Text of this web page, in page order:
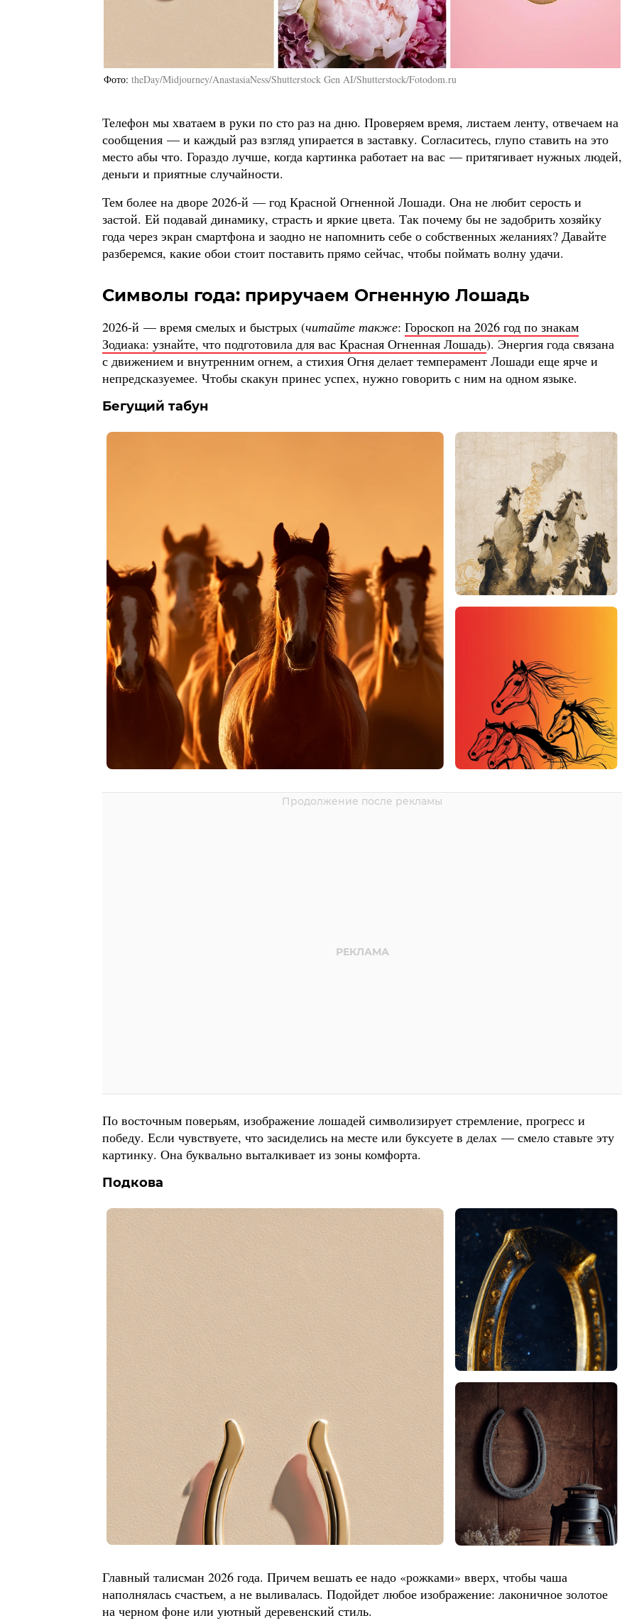
Фото theDay/Midjourney/AnastasiaNess/Shutterstock Gen AI/Shutterstock/Fotodom.ru
Телефон мы хватаем в руки по сто раз на дню. Проверяем время, листаем ленту, отвечаем на
сообщения — и каждый раз взгляд упирается в заставку. Согласитесь, глупо ставить на это
место абы что. Гораздо лучше, когда картинка работает на вас — притягивает нужных людей,
деньги и приятные случайности.
Тем более на дворе 2026-й — год Красной Огненной Лошади. Она не любит серость и
застой. Ей подавай динамику, страсть и яркие цвета. Так почему бы не задобрить хозяйку
года через экран смартфона и заодно не напомнить себе о собственных желаниях? Давайте
разберемся, какие обои стоит поставить прямо сейчас, чтобы поймать волну удачи.
Символы года: приручаем Огненную Лошадь
2026-й — время смелых и быстрых (читайте также: Гороскоп на 2026 год по знакам
Зодиака: узнайте, что подготовила для вас Красная Огненная Лошадь). Энергия года связана
с движением и внутренним огнем, а стихия Огня делает темперамент Лошади еще ярче и
непредсказуемее. Чтобы скакун принес успех, нужно говорить с ним на одном языке.
Бегущий табун
По восточным поверьям, изображение лошадей символизирует стремление, прогресс и
победу. Если чувствуете, что засиделись на месте или буксуете в делах — смело ставьте эту
картинку. Она буквально выталкивает из зоны комфорта.
Подкова
Главный талисман 2026 года. Причем вешать ее надо «рожками» вверх, чтобы чаша
наполнялась счастьем, а не выливалась. Подойдет любое изображение: лаконичное золотое
на черном фоне или уютный деревенский стиль.